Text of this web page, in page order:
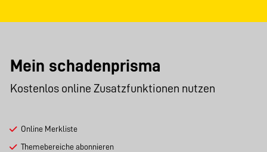
Mein schadenprisma
Kostenlos online Zusatzfunktionen nutzen
Online Merkliste
Themebereiche abonnieren